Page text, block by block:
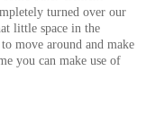
turned over our
little space in the
move around and make
you can make use of